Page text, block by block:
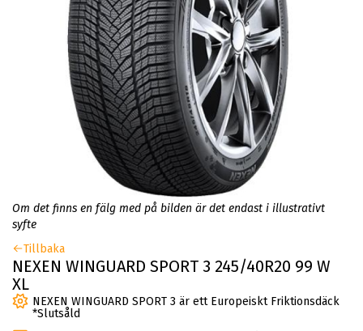
Om det finns en fälg med på bilden är det endast i illustrativt
syfte
Tillbaka
NEXEN WINGUARD SPORT 3 245/40R20 99 W
XL
NEXEN WINGUARD SPORT 3 är ett Europeiskt Friktionsdäck
*Slutsåld